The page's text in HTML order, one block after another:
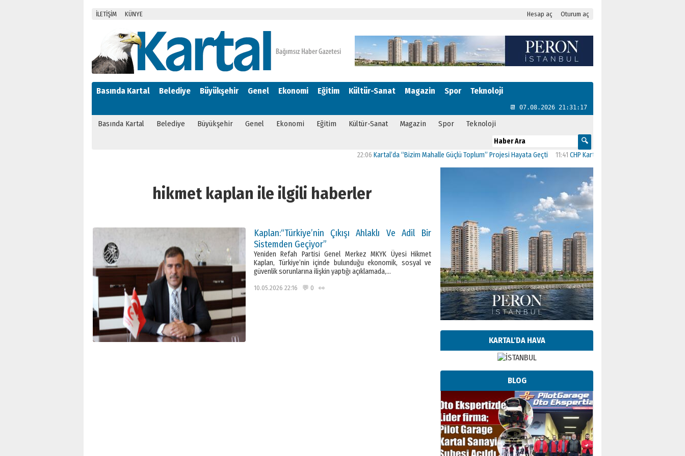
İLETİŞİM KÜNYE Hesap aç Oturum aç
Basında Kartal Belediye Büyükşehir Genel Ekonomi Eğitim Kültür-Sanat Magazin Spor Teknoloji
📆 07.08.2026 21:31:18
Basında Kartal Belediye Büyükşehir Genel Ekonomi Eğitim Kültür-Sanat Magazin Spor Teknoloji
Kartal’da “Bizim Mahalle Güçlü Toplum” Projesi Hayata Geçti 11:41CHP Kartal’da Gülşen Neşe Büklü dönemi
hikmet kaplan ile ilgili haberler
Kaplan:“Türkiye’nin Çıkışı Ahlaklı Ve Adil Bir
Sistemden Geçiyor”
Yeniden Refah Partisi Genel Merkez MKYK Üyesi Hikmet
Kaplan, Türkiye’nin içinde bulunduğu ekonomik, sosyal ve
güvenlik sorunlarına ilişkin yaptığı açıklamada,…
10.05.2026 22:16 💬 0 👀
KARTAL'DA HAVA
BLOG